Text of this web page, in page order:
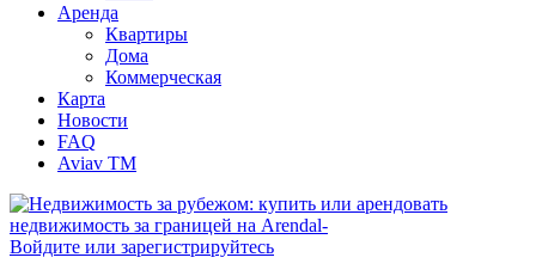
Аренда
Квартиры
Дома
Коммерческая
Карта
Новости
FAQ
Aviav TM
Войдите или зарегистрируйтесь